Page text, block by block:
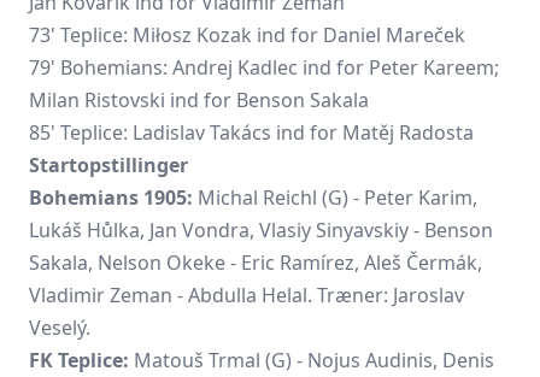
73' Teplice: Miłosz Kozak ind for Daniel Mareček
79' Bohemians: Andrej Kadlec ind for Peter Kareem;
Milan Ristovski ind for Benson Sakala
85' Teplice: Ladislav Takács ind for Matěj Radosta
Startopstillinger
Bohemians 1905: Michal Reichl (G) - Peter Karim,
Lukáš Hůlka, Jan Vondra, Vlasiy Sinyavskiy- Benson
Sakala, Nelson Okeke - Eric Ramírez, Aleš Čermák,
Vladimir Zeman - Abdulla Helal. Træner: Jaroslav
Veselý.
FK Teplice: Matouš Trmal (G) - Nojus Audinis, Denis